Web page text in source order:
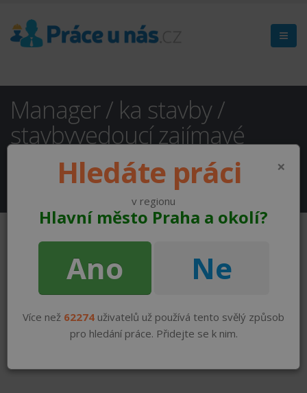
Manager / ka stavby /
stavbyvedoucí zajímavé
projekty, perspektiva Praha
NEAKTUÁLNÍ )
×
Hledáte práci
v regionu
Hlavní město Praha a okolí?
Ano Ne
Více než 62274 uživatelů už používá tento svělý způsob
pro hledání práce. Přidejte se k nim.